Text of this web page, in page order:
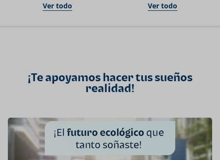
Ver todo Ver todo
¡Te apoyamos hacer tus sueños
realidad!